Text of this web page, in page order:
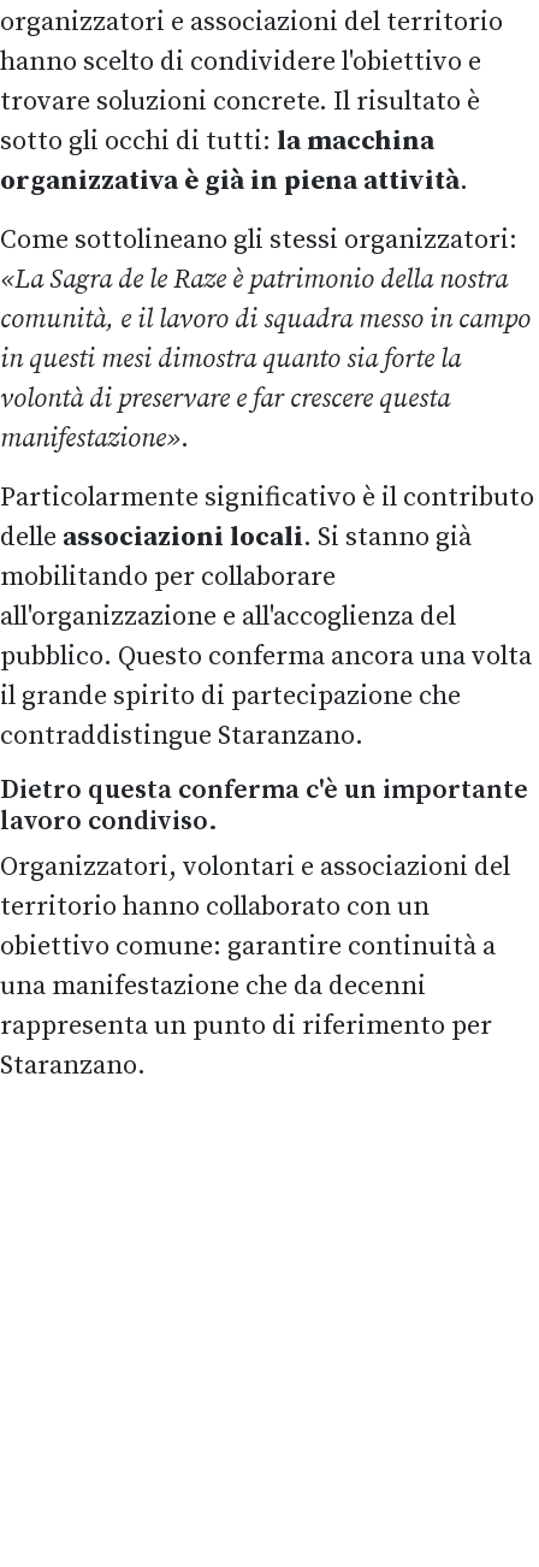
organizzatori e associazioni del territorio
hanno scelto di condividere l'obiettivo e
trovare soluzioni concrete. Il risultato è
sotto gli occhi di tutti: la macchina
organizzativa è già in piena attività.
Come sottolineano gli stessi organizzatori:
«La Sagra de le Raze è patrimonio della nostra
comunità, e il lavoro di squadra messo in campo
in questi mesi dimostra quanto sia forte la
volontà di preservare e far crescere questa
manifestazione».
Particolarmente significativo è il contributo
delle associazioni locali. Si stanno già
mobilitando per collaborare
all'organizzazione e all'accoglienza del
pubblico. Questo conferma ancora una volta
il grande spirito di partecipazione che
contraddistingue Staranzano.
Dietro questa conferma c'è un importante
lavoro condiviso.
Organizzatori, volontari e associazioni del
territorio hanno collaborato con un
obiettivo comune: garantire continuità a
una manifestazione che da decenni
rappresenta un punto di riferimento per
Staranzano.